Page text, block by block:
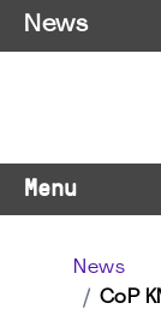
Menu
News
CoP
News